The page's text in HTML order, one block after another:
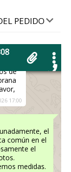
PEDIDO
para aclarar
de
17:00
el
común en el
el
medidas.